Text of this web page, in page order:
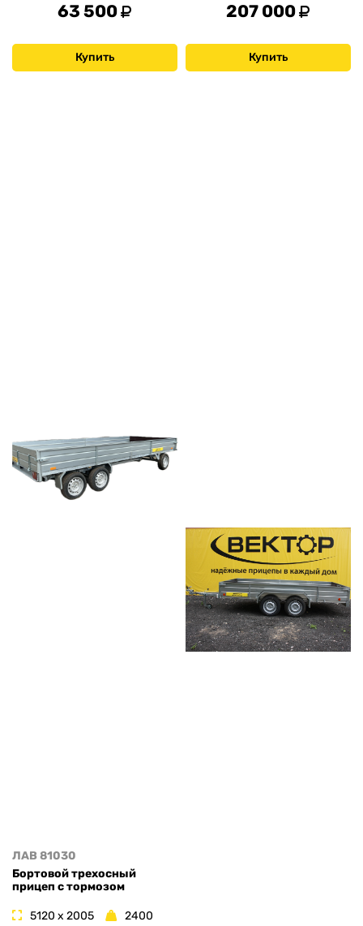
63 500
Купить
207 000
Купить
ЛАВ 81030
Бортовой трехосный
прицеп с тормозом
5120 x 2005 2400